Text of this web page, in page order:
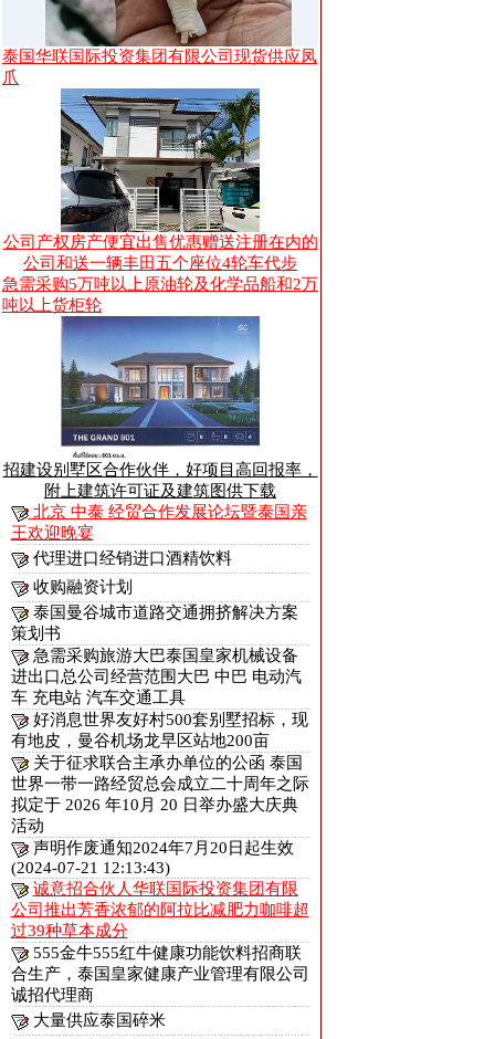
泰国华联国际投资集团有限公司现货供应凤
爪
公司产权房产便宜出售优惠赠送注册在内的
公司和送一辆丰田五个座位4轮车代步
急需采购5万吨以上原油轮及化学品船和2万
吨以上货柜轮
招建设别墅区合作伙伴，好项目高回报率，
附上建筑许可证及建筑图供下载
北京 中泰 经贸合作发展论坛暨泰国亲
王欢迎晚宴
代理进口经销进口酒精饮料
收购融资计划
泰国曼谷城市道路交通拥挤解决方案
策划书
急需采购旅游大巴泰国皇家机械设备
进出口总公司经营范围大巴 中巴 电动汽
车 充电站 汽车交通工具
好消息世界友好村500套别墅招标，现
有地皮，曼谷机场龙早区站地200亩
关于征求联合主承办单位的公函 泰国
世界一带一路经贸总会成立二十周年之际
拟定于 2026 年10月 20 日举办盛大庆典
活动
声明作废通知2024年7月20日起生效
(2024-07-21 12:13:43)
诚意招合伙人华联国际投资集团有限
公司推出芳香浓郁的阿拉比减肥力咖啡超
过39种草本成分
555金牛555红牛健康功能饮料招商联
合生产，泰国皇家健康产业管理有限公司
诚招代理商
大量供应泰国碎米